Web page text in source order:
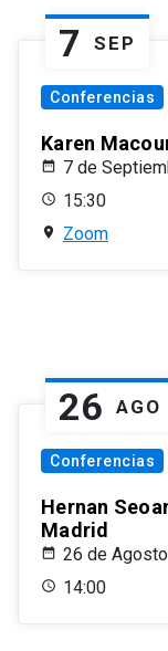
7 SEP
Conferencias
Karen
7 de
15:30
Zoom
26 AGO
Conferencias
Hernan
Madrid
26 de
14:00